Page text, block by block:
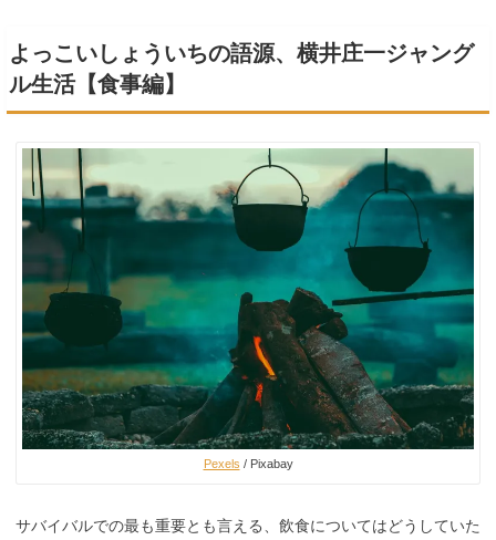
よっこいしょういちの語源、横井庄一ジャング
ル生活【食事編】
Pexels / Pixabay
サバイバルでの最も重要とも言える、飲食についてはどうしていた